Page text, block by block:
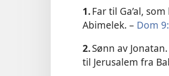
1.Far til Ga’al,
Abimelek. – Dom
2.Sønn av
til Jerusalem fra